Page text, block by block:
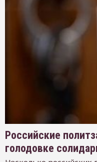
Российские
голодовке